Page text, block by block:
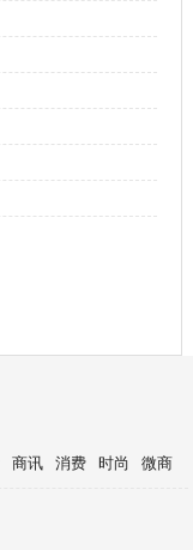
商讯 消费 时尚 微商